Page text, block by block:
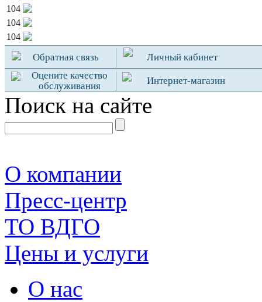
104
104
104
Обратная связь
Личный кабинет
Оцените качество
обслуживания
Интернет-магазин
Поиск на сайте
О компании
Пресс-центр
TO ВДГО
Цены и услуги
О нас